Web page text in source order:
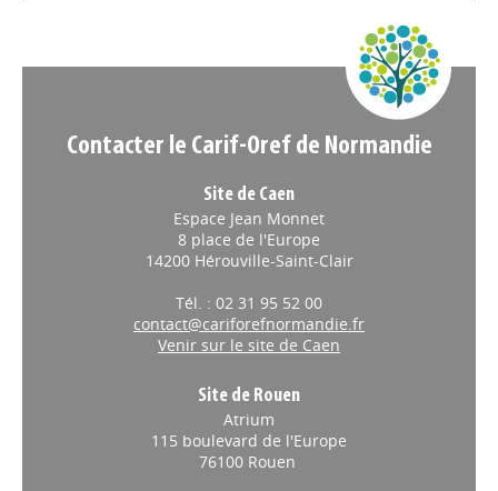
Contacter le Carif-Oref de Normandie
Site de Caen
Espace Jean Monnet
8 place de l'Europe
14200 Hérouville-Saint-Clair
Tél. : 02 31 95 52 00
contact@cariforefnormandie.fr
Venir sur le site de Caen
Site de Rouen
Atrium
115 boulevard de l'Europe
76100 Rouen